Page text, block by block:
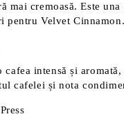
mai cremoasă. Este una
pentru Velvet Cinnamon.
cafea intensă și
cafelei și nota